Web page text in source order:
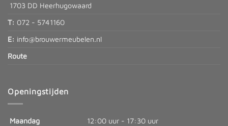
1703 DD Heerhugowaard
T: 072 - 5741160
E: info@brouwermeubelen.nl
Route
Openingstijden
Maandag
12:00 uur - 17:30 uur